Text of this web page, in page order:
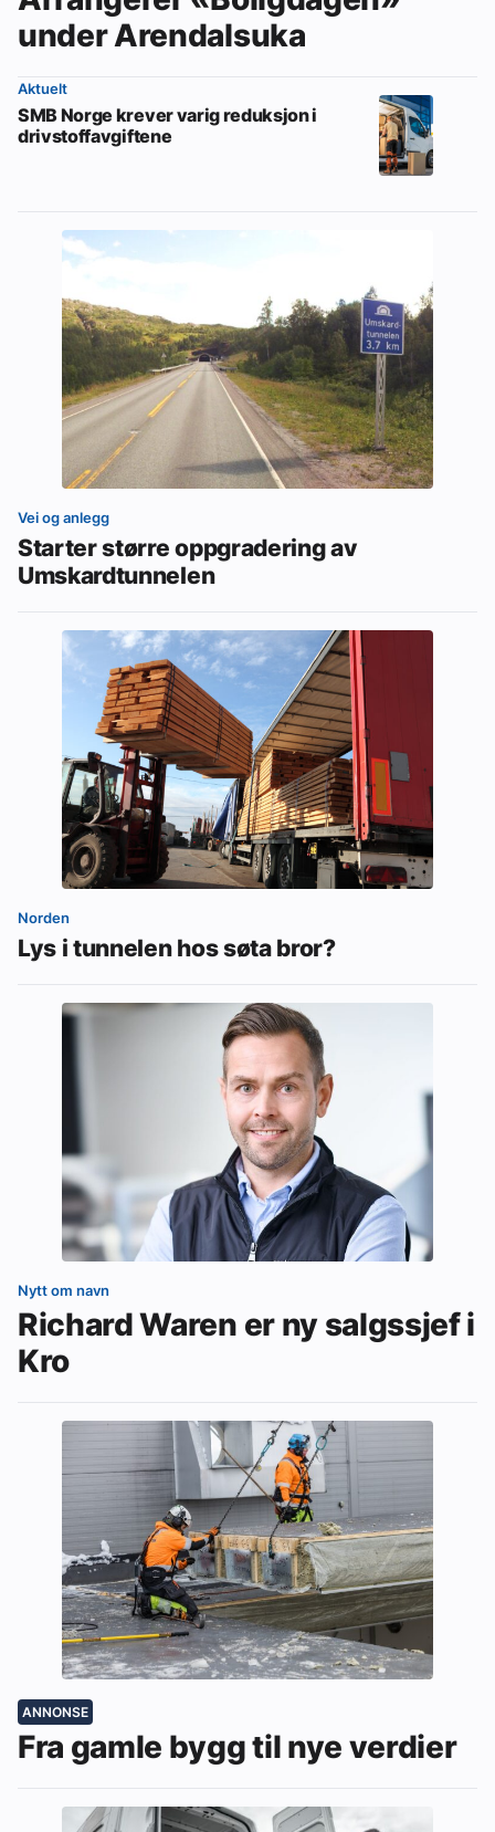
under Arendalsuka
Aktuelt
SMB Norge krever varig reduksjon i
drivstoffavgiftene
Vei og anlegg
Starter større oppgradering av
Umskardtunnelen
Norden
Lys i tunnelen hos søta bror?
Nytt om navn
Richard Waren er ny salgssjef i
Kro
ANNONSE
Fra gamle bygg til nye verdier